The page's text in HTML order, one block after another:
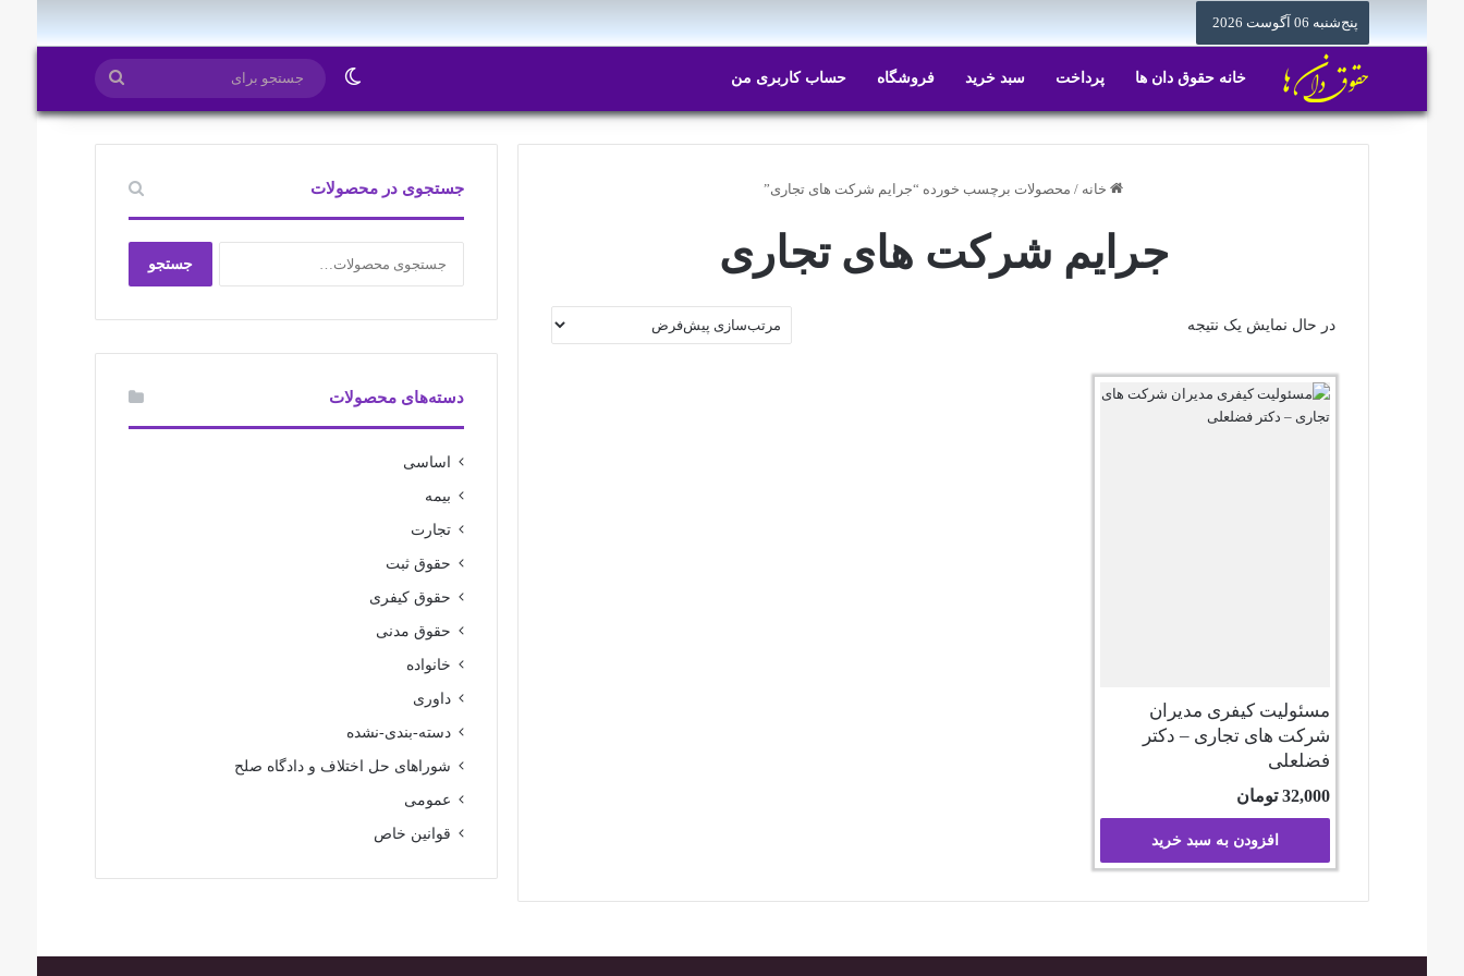
پنج‌شنبه 06 آگوست 2026
خانه حقوق دان ها پرداخت سبد خرید فروشگاه حساب کاربری من تغییر پوسته جستجو
برای
خانه / محصولات برچسب خورده “جرایم شرکت های تجاری”
جرایم شرکت های تجاری
در حال نمایش یک نتیجه
مسئولیت کیفری مدیران
شرکت های تجاری – دکتر
فضلعلی
32,000 تومان
افزودن به سبد خرید
جستجوی در محصولات
برای:
جستجو
دسته‌های محصولات
اساسی
بیمه
تجارت
حقوق ثبت
حقوق کیفری
حقوق مدنی
خانواده
داوری
دسته-بندی-نشده
شوراهای حل اختلاف و دادگاه صلح
عمومی
قوانین خاص